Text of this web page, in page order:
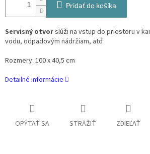
Pridať do košíka
Servisný otvorslúži na vstup do priestoru v
vodu, odpadovým nádržiam, atď
Rozmery: 100 x 40,5 cm
Detailné informácie
OPÝTAŤ SA STRÁŽIŤ ZDIEĽAŤ